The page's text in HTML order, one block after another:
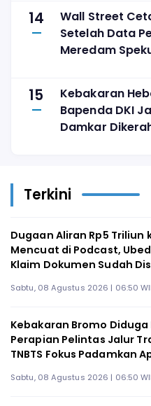
14
Wall Street
Setelah Data
Meredam
15
Kebakaran
Bapenda DKI
Damkar
Terkini
Dugaan Aliran Rp5 Triliun
Mencuat di Podcast,
Klaim Dokumen Sudah
Sabtu, 08 Agustus 2026 | 06:50
Kebakaran Bromo Diduga
Perapian Pelintas Jalur
TNBTS Fokus Padamkan
Sabtu, 08 Agustus 2026 | 06:50